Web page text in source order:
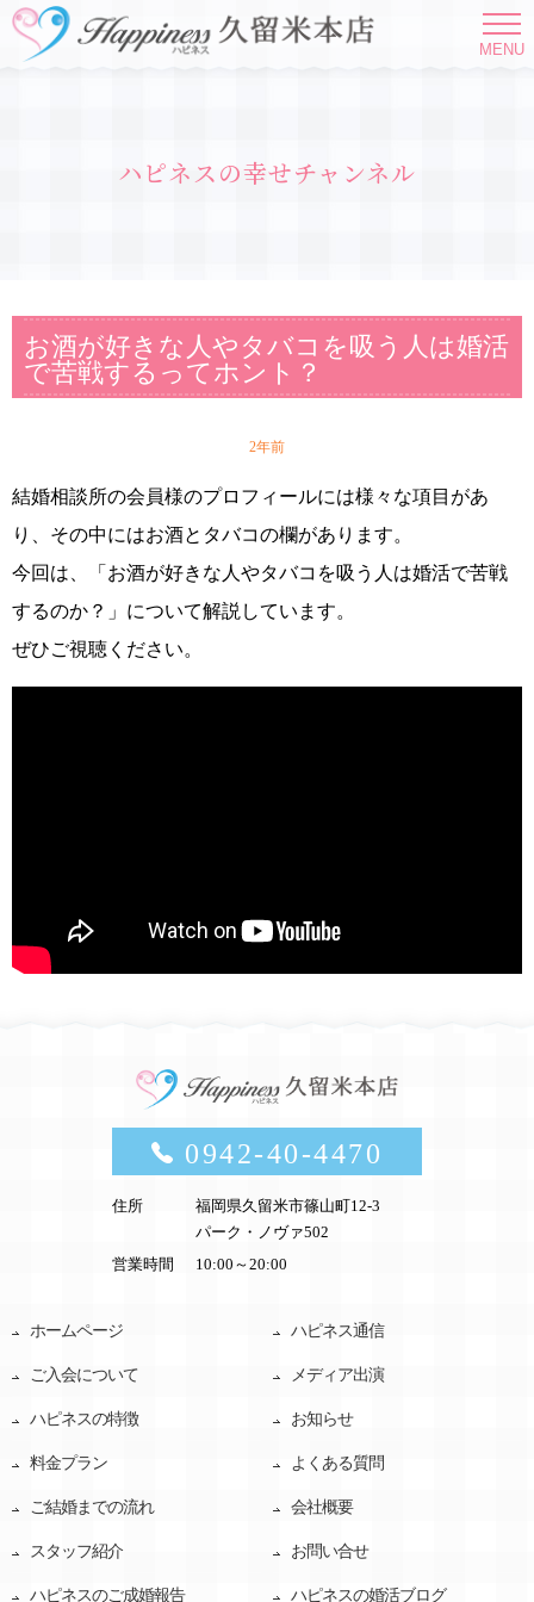
MENU
ハピネスの幸せチャンネル
お酒が好きな人やタバコを吸う人は婚活
で苦戦するってホント？
2年前
結婚相談所の会員様のプロフィールには様々な項目があ
り、その中にはお酒とタバコの欄があります。
今回は、「お酒が好きな人やタバコを吸う人は婚活で苦戦
するのか？」について解説しています。
ぜひご視聴ください。
0942-40-4470
住所
福岡県久留米市篠山町12-3
パーク・ノヴァ502
営業時間
10:00～20:00
ホームページ
ご入会について
ハピネスの特徴
料金プラン
ご結婚までの流れ
スタッフ紹介
ハピネスのご成婚報告
ハピネス通信
メディア出演
お知らせ
よくある質問
会社概要
お問い合せ
ハピネスの婚活ブログ